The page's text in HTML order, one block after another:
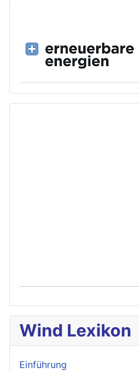
Wind Lexikon
Einführung